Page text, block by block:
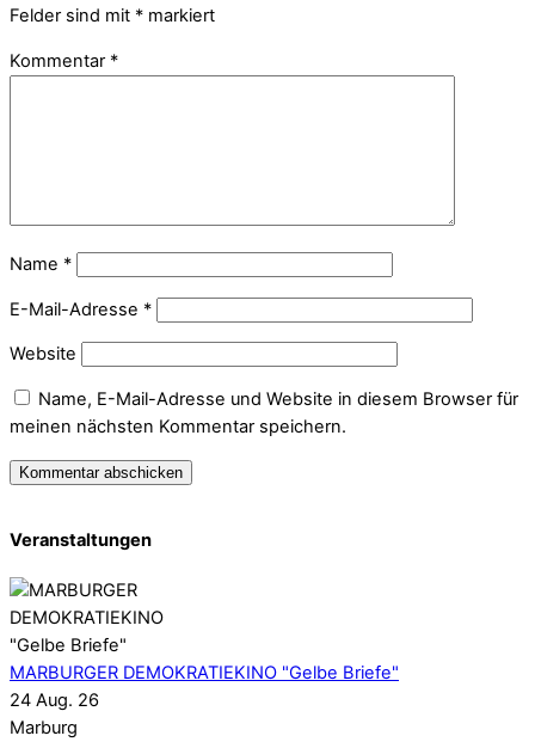
Felder sind mit * markiert
Kommentar *
Name *
E-Mail-Adresse *
Website
Name, E-Mail-Adresse und Website in diesem Browser für
meinen nächsten Kommentar speichern.
Veranstaltungen
MARBURGER DEMOKRATIEKINO "Gelbe Briefe"
24 Aug. 26
Marburg